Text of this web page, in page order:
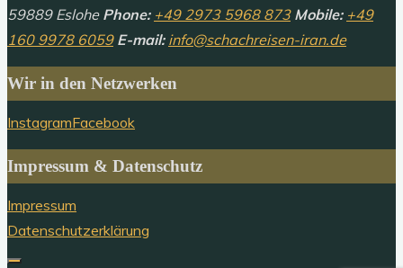
59889 Eslohe Phone: +49 2973 5968 873 Mobile: +49
160 9978 6059 E-mail: info@schachreisen-iran.de
Wir in den Netzwerken
InstagramFacebook
Impressum & Datenschutz
Impressum
Datenschutzerklärung